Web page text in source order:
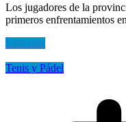
Los jugadores de la
primeros enfrentamientos
Leer más
Tenis y Pádel